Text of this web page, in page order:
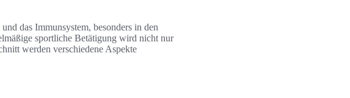
das Immunsystem, besonders in den
sportliche Betätigung wird nicht nur
werden verschiedene Aspekte